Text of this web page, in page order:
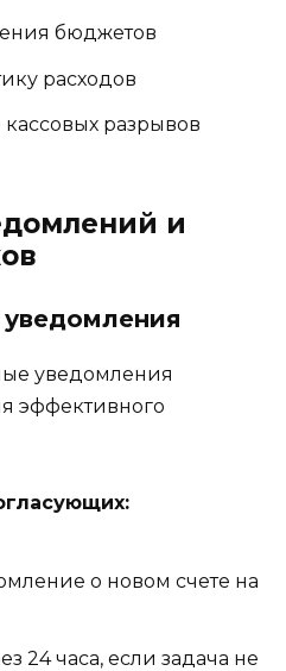
бюджетов
расходов
разрывов
и
уведомления
эффективного
о новом счете на
24 часа, если задача не